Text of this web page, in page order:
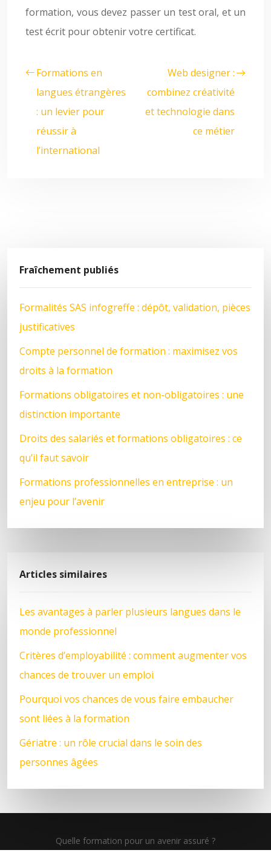
formation, vous devez passer un test oral, et un
test écrit pour obtenir votre certificat.
Formations en
langues étrangères
: un levier pour
réussir à
l’international
Web designer :
combinez créativité
et technologie dans
ce métier
Fraîchement publiés
Formalités SAS infogreffe : dépôt, validation, pièces
justificatives
Compte personnel de formation : maximisez vos
droits à la formation
Formations obligatoires et non-obligatoires : une
distinction importante
Droits des salariés et formations obligatoires : ce
qu’il faut savoir
Formations professionnelles en entreprise : un
enjeu pour l’avenir
Articles similaires
Les avantages à parler plusieurs langues dans le
monde professionnel
Critères d’employabilité : comment augmenter vos
chances de trouver un emploi
Pourquoi vos chances de vous faire embaucher
sont liées à la formation
Gériatre : un rôle crucial dans le soin des
personnes âgées
Quelle formation pour un avenir assuré ?